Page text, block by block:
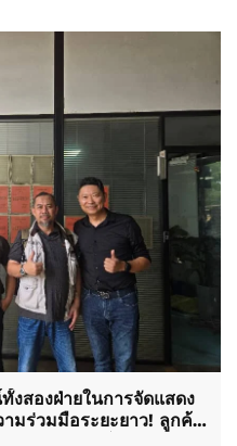
งสองฝ่ายในการจัดแสดง
มร่วมมือระยะยาว! ลูกค้า